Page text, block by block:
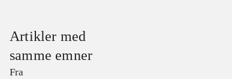
Artikler med
samme emner
Fra